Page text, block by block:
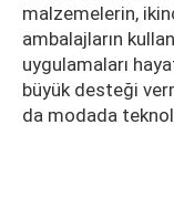
malzemelerin,
ambalajların
uygulamaları
büyük desteği
da modada